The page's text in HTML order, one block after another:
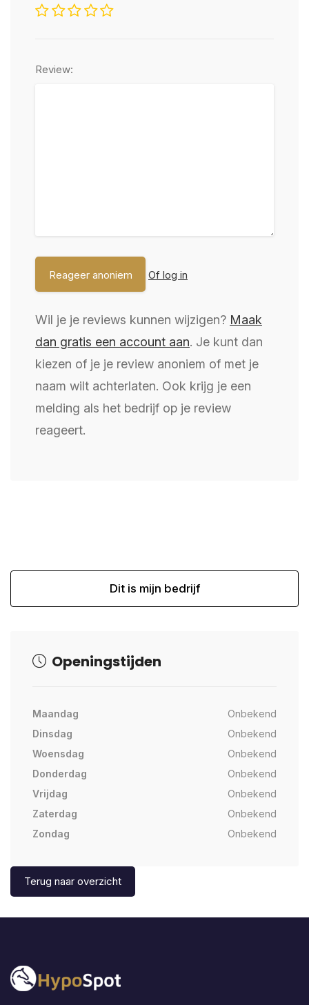
Review:
Of log in
Wil je je reviews kunnen wijzigen? Maak
dan gratis een account aan. Je kunt dan
kiezen of je je review anoniem of met je
naam wilt achterlaten. Ook krijg je een
melding als het bedrijf op je review
reageert.
Dit is mijn bedrijf
Openingstijden
Maandag
Onbekend
Dinsdag
Onbekend
Woensdag
Onbekend
Donderdag
Onbekend
Vrijdag
Onbekend
Zaterdag
Onbekend
Zondag
Onbekend
Terug naar overzicht